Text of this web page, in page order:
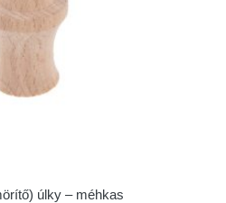
úlky – méhkas